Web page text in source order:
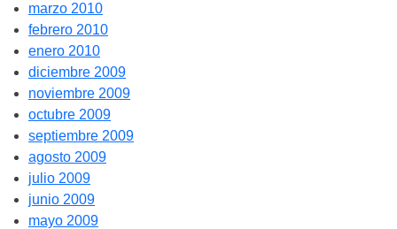
marzo 2010
febrero 2010
enero 2010
diciembre 2009
noviembre 2009
octubre 2009
septiembre 2009
agosto 2009
julio 2009
junio 2009
mayo 2009